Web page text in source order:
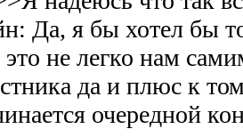
Да, я бы хотел бы
это не легко нам
да и плюс к
очередной